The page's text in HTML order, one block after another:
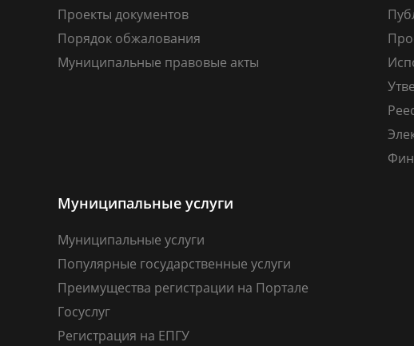
Проекты документов
Порядок обжалования
Муниципальные правовые акты
Муниципальные услуги
Муниципальные услуги
Популярные государственные услуги
Преимущества регистрации на Портале
Госуслуг
Регистрация на ЕПГУ